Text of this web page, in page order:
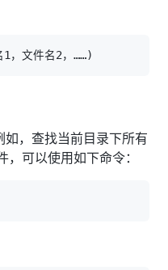
1，文件名2，……)
，查找当前目录下所有
可以使用如下命令：